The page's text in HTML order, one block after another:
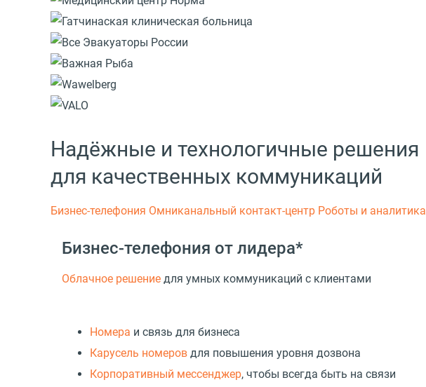
Надёжные и технологичные решения
для качественных коммуникаций
Бизнес-телефония Омниканальный контакт-центр Роботы и аналитика
Бизнес-телефония от лидера*
Облачное решение для умных коммуникаций с клиентами
Номера и связь для бизнеса
Карусель номеров для повышения уровня дозвона
Корпоративный мессенджер, чтобы всегда быть на связи